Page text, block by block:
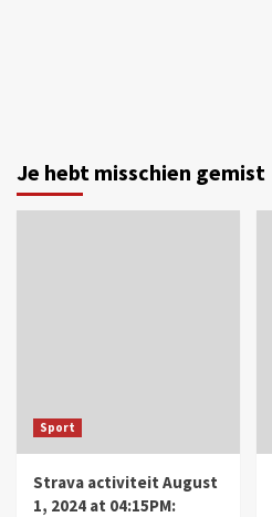
Je hebt misschien gemist
Sport
Strava activiteit August
1, 2024 at 04:15PM: